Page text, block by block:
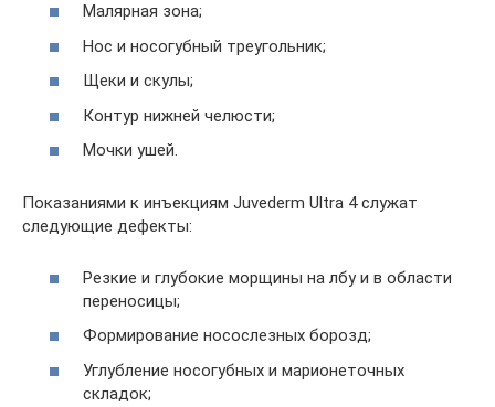
Малярная зона;
Нос и носогубный треугольник;
Щеки и скулы;
Контур нижней челюсти;
Мочки ушей.
Показаниями к инъекциям Juvederm Ultra 4 служат
следующие дефекты:
Резкие и глубокие морщины на лбу и в области
переносицы;
Формирование носослезных борозд;
Углубление носогубных и марионеточных
складок;